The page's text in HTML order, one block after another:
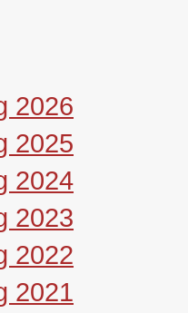
2026
2025
2024
2023
2022
2021